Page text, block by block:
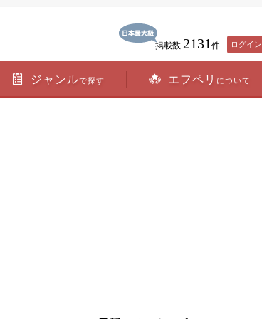
掲載数 2131 件 ログイン
ジャンルで探す エフペリ について